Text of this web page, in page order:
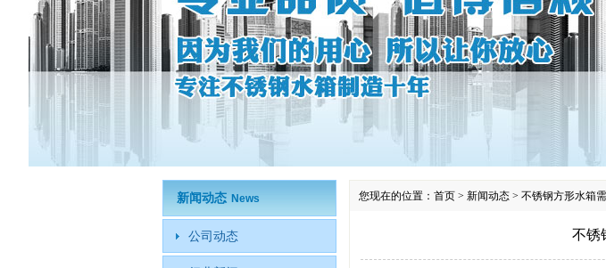
您现在的位置： 首页 > 新闻动态 > 不锈钢方形水箱
不锈
新闻动态 News
公司动态